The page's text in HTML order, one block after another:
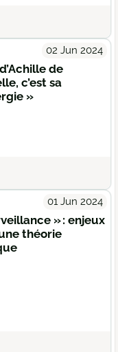
02 Jun 2024
de
c’est sa
»
01 Jun 2024
» : enjeux
théorie